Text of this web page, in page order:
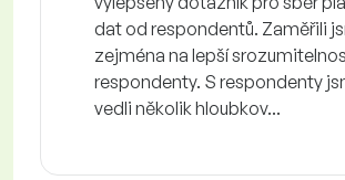
dat od respondentů. Zaměřili
zejména na lepší
respondenty. S respondenty
vedli několik hloubkov...